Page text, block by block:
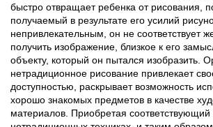
быстро отвращает ребенка от рисования,
получаемый в результате его усилий
непривлекательным, он не соответствует
получить изображение, близкое к его
объекту, который он пытался изобразить.
нетрадиционное рисование привлекает
доступностью, раскрывает возможность
хорошо знакомых предметов в качестве
материалов. Приобретая